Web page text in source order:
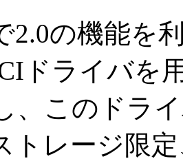
の機能を
ドライバを
、このドラ
トレージ限